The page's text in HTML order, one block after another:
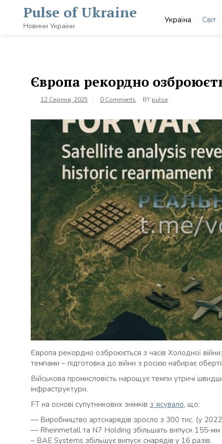
content
Pulse of Ukraine
Новини України
Україна Світ
Європа рекордно
12 Серпня, 2025 0 Comments BY pulse
Європа рекордно озброюється з часів Холодної
темпами – підготовка до війни з росією набирає
Військова промисловість нарощує темпи утричі
інфраструктури.
FT на основі супутникових знімків зʼясувало, що:
— Виробництво артснарядів зросло з 300 тис. (у
— Rheinmetall та N7 Holding збільшать випуск 155-
– BAE Systems збільшує випуск снарядів у 16 разів.